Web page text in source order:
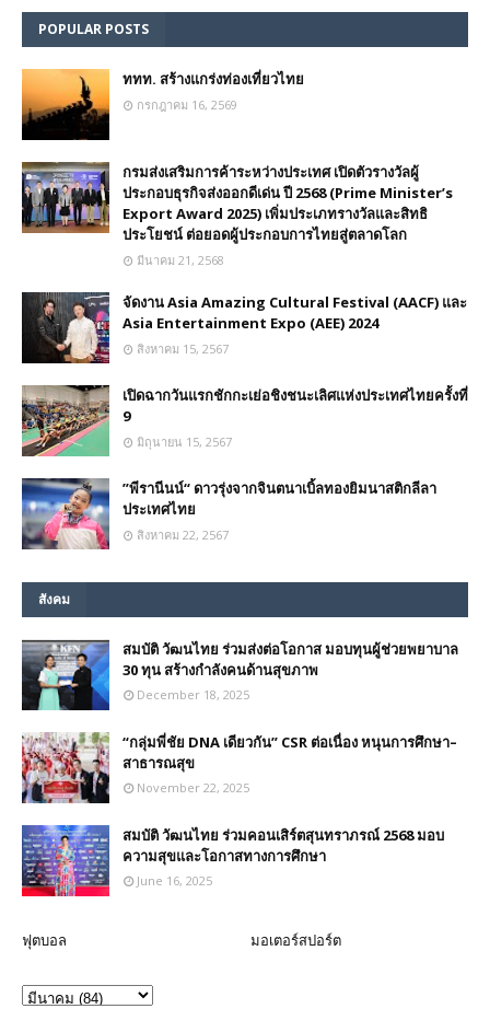
POPULAR POSTS
ททท. สร้างแกร่งท่องเที่ยวไทย
กรกฎาคม 16, 2569
กรมส่งเสริมการค้าระหว่างประเทศ เปิดตัวรางวัลผู้
ประกอบธุรกิจส่งออกดีเด่น ปี 2568 (Prime Minister’s
Export Award 2025) เพิ่มประเภทรางวัลและสิทธิ
ประโยชน์ ต่อยอดผู้ประกอบการไทยสู่ตลาดโลก
มีนาคม 21, 2568
จัดงาน Asia Amazing Cultural Festival (AACF) และ
Asia Entertainment Expo (AEE) 2024
สิงหาคม 15, 2567
เปิดฉากวันแรกชักกะเย่อชิงชนะเลิศแห่งประเทศไทยครั้งที่
9
มิถุนายน 15, 2567
”พีรานีนน์“​ ดาวรุ่งจากจินตนาเบิ้ลทองยิมนาสติกลีลา
ประเทศไทย
สิงหาคม 22, 2567
สังคม
สมบัติ วัฒนไทย ร่วมส่งต่อโอกาส มอบทุนผู้ช่วยพยาบาล
30 ทุน สร้างกำลังคนด้านสุขภาพ
December 18, 2025
“กลุ่มพี่ชัย DNA เดียวกัน” CSR ต่อเนื่อง หนุนการศึกษา–
สาธารณสุข
November 22, 2025
สมบัติ วัฒนไทย ร่วมคอนเสิร์ตสุนทราภรณ์ 2568 มอบ
ความสุขและโอกาสทางการศึกษา
June 16, 2025
ฟุตบอล มอเตอร์สปอร์ต